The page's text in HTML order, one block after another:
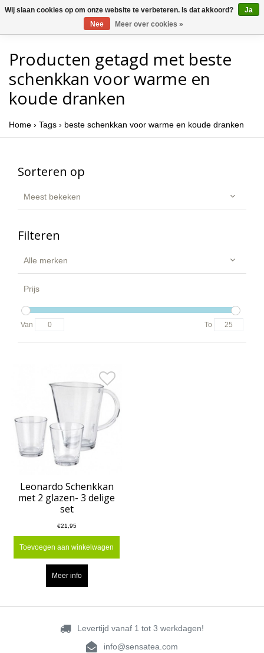
Producten getagd met beste
schenkkan voor warme en
koude dranken
Home › Tags › beste schenkkan voor warme en koude dranken
Sorteren op
Meest bekeken
Filteren
Alle merken
Prijs
Van To
Leonardo Schenkkan
met 2 glazen- 3 delige
set
€21,95
Toevoegen aan winkelwagen
Meer info
Levertijd vanaf 1 tot 3 werkdagen!
info@sensatea.com
Wij slaan cookies op om onze website te verbeteren. Is dat akkoord?
Ja
Nee
Meer over cookies »